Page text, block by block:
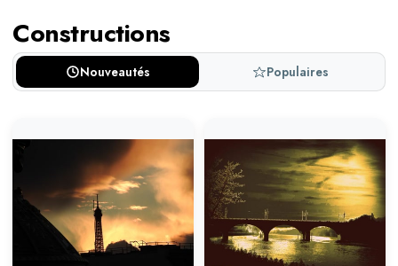
Constructions
Nouveautés Populaires